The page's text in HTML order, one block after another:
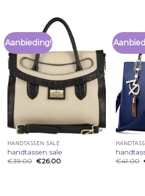
Aanbieding!
HANDTASSEN SALE
handtassen sale
€39.00 €26.00
€41.00